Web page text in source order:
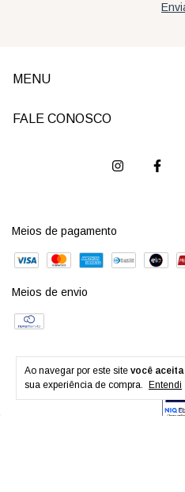
Ao navegar por este site você
sua experiência de compra.
Entendi
MENU
FALE CONOSCO
Meios de pagamento
Meios de envio